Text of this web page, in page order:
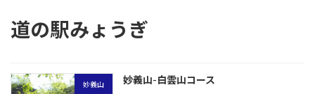
道の駅みょうぎ
妙義山 妙義山-白雲山コース